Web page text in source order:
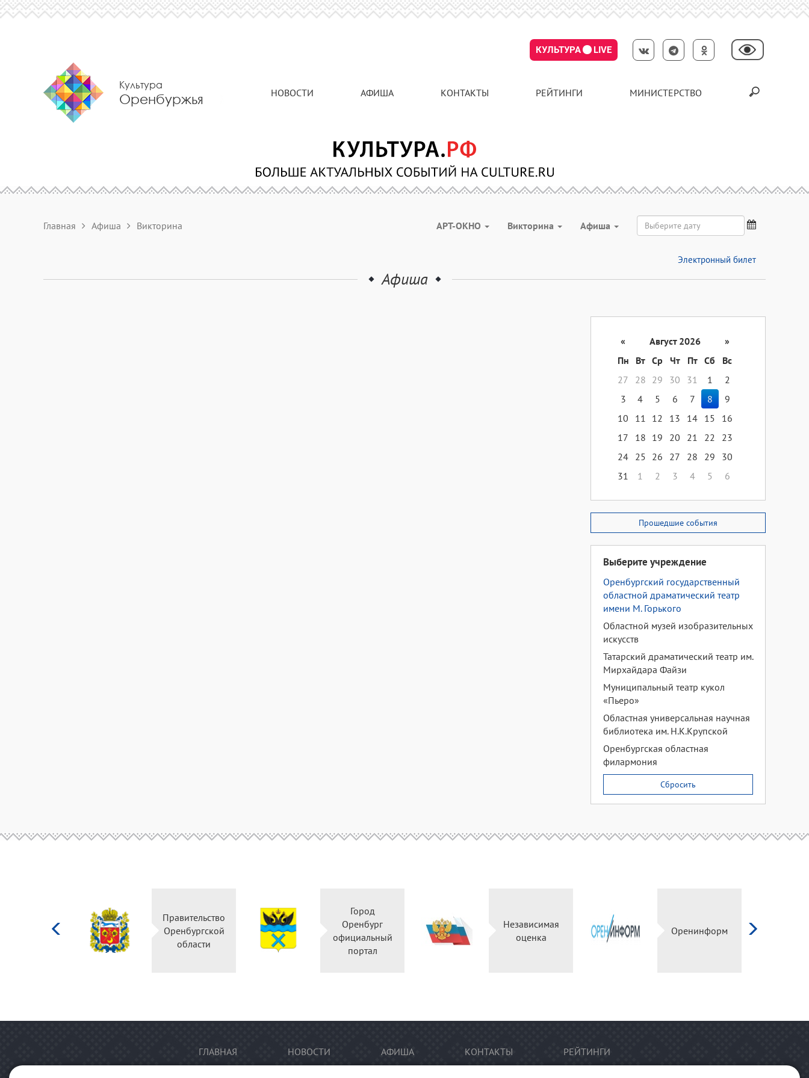
КУЛЬТУРА LIVE
Культура
Оренбуржья НОВОСТИ АФИША КОНТАКТЫ РЕЙТИНГИ МИНИСТЕРСТВО
Главная Афиша Викторина АРТ-ОКНО Викторина Aфиша
Электронный билет
Афиша
« Август 2026
»
Пн
Вт Ср Чт Пт Сб
Вс
27
28 29 30 31 1
2
3
4 5 6 7 8
9
10
11 12 13 14 15
16
17
18 19 20 21 22
23
24 25 26 27 28 29
30
31
1 2 3 4 5 6
Прошедшие события
Выберите учреждение
Оренбургский государственный
областной драматический театр
имени М. Горького
Областной музей изобразительных
искусств
Татарский драматический театр им.
Мирхайдара Файзи
Муниципальный театр кукол
«Пьеро»
Областная универсальная научная
библиотека им. Н.К.Крупской
Оренбургская областная
филармония
Сбросить
Правительство
Оренбургской
области
Город
Оренбург
официальный
портал
Независимая
оценка
Оренинформ
ГЛАВНАЯ НОВОСТИ АФИША КОНТАКТЫ РЕЙТИНГИ